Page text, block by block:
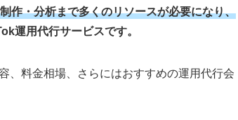
作・分析まで多くのリソースが必要になり、
運用代行サービスです。
、料金相場、さらにはおすすめの運用代行会